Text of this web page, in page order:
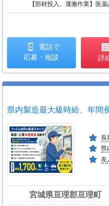
【部材投入、運搬作業】医
電話で
応募・相談
詳
県内製造最大級時給、年間
長
県
友
宮城県亘理郡亘理町